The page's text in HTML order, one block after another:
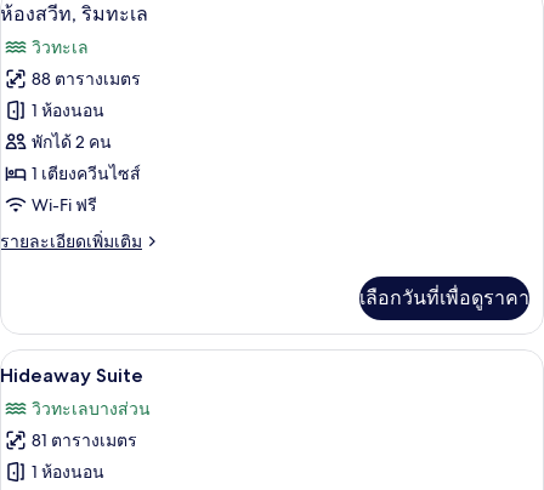
ห้อง
ริม
ทะเล
ภาพถ่าย
ทั้งหมด
ของ
ห้อง
สวีท,
ริม
ทะเล
2
ห้องสวีท, ริมทะเล
วิวทะเล
88 ตารางเมตร
1 ห้องนอน
พักได้ 2 คน
1 เตียงควีนไซส์
Wi-Fi ฟรี
รายละเอียดเพิ่มเติม
ราย
เกี่ยว
กับ
ห้อง
ท,
ริม
ทะเล
เลือกวันที่เพื่อดูราคา
เปิด
ภาพถ่าย
ทั้งหมด
ของ
Hideaway Suite | ตู้นิรภัยใ
4
Hideaway Suite
วิวทะเลบางส่วน
81 ตารางเมตร
1 ห้องนอน